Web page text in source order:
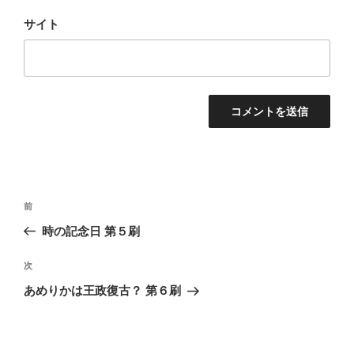
サイト
投
ナ
ビ
ゲ
前
の
稿
前
時の記念日 第５刷
次
の
次
あめりかは王政復古？ 第６刷